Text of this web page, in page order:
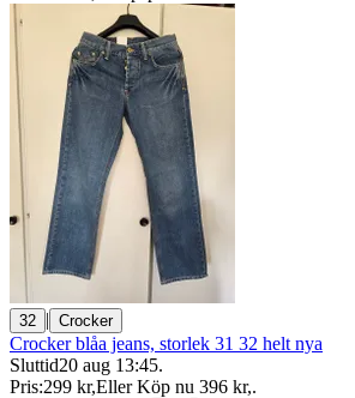
32 | Crocker
Crocker blåa jeans, storlek 31 32 helt nya
Sluttid20 aug 13:45.
Pris:299 kr,Eller Köp nu 396 kr,.